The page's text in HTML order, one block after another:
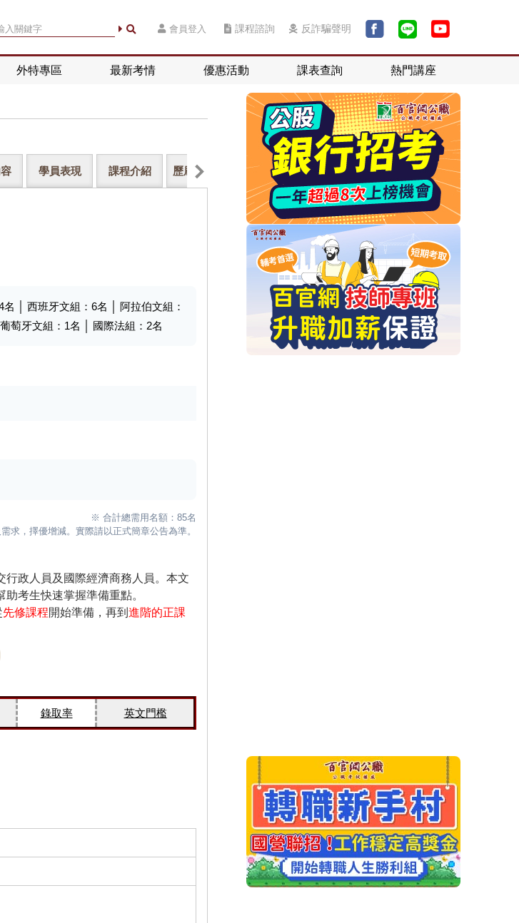
會員登入 課程諮詢 反詐騙聲明
外特專區 最新考情 優惠活動 課表查詢 熱門講座
學員表現 課程介紹 歷屆考古題 推薦連結
名 │ 西班牙文組： 6名 │ 阿拉伯文組：
萄牙文組： 1名 │ 國際法組： 2名
※ 合計總需用名額：85名
求，擇優增減。實際請以正式簡章公告為準。
政人員及國際經濟商務人員。本文
考生快速掌握準備重點。
先修課程開始準備，再到 進階的正課
錄取率 英文門檻